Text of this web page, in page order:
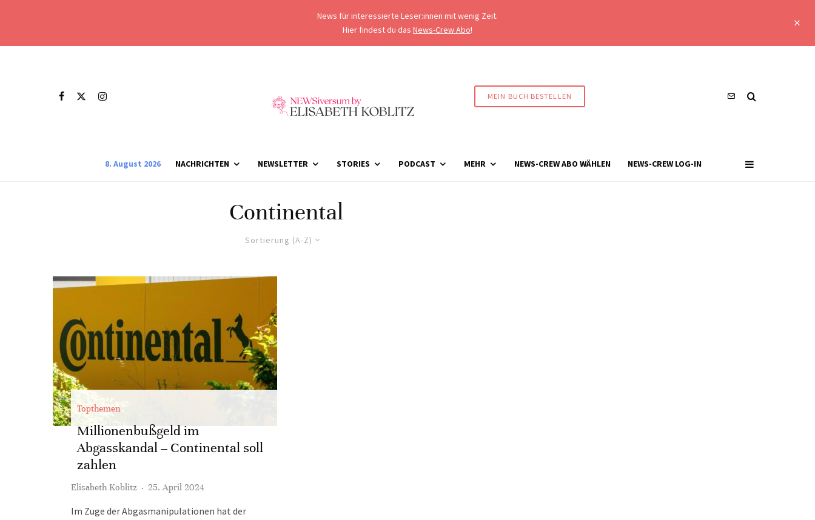
News für interessierte Leser:innen mit wenig Zeit.
Hier findest du das News-Crew Abo!
MEIN BUCH BESTELLEN
8. August 2026 NACHRICHTEN NEWSLETTER STORIES PODCAST MEHR NEWS-CREW ABO WÄHLEN NEWS-CREW LOG-IN
Continental
Sortierung (A-Z)
Topthemen
Millionenbußgeld im
Abgasskandal – Continental soll
zahlen
Elisabeth Koblitz · 25. April 2024
Im Zuge der Abgasmanipulationen hat der